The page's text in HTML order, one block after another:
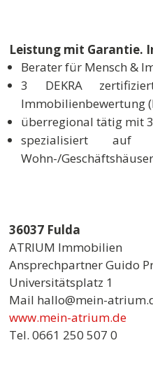
Leistung mit Garantie.
Berater für Mensch &
3 DEKRA
Immobilienbewertung
überregional tätig mit
spezialisiert auf
Wohn-/Geschäftshäuser
36037 Fulda
ATRIUM Immobilien
Ansprechpartner Guido
Universitätsplatz 1
Mail hallo@mein-
www.mein-atrium.de
Tel. 0661 250 507 0